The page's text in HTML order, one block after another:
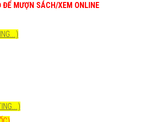
MƯỢN SÁCH/XEM ONLINE